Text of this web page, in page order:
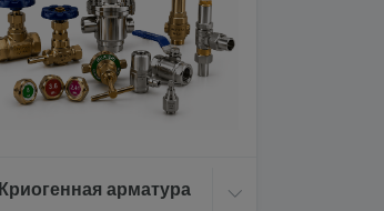
Криогенная арматура